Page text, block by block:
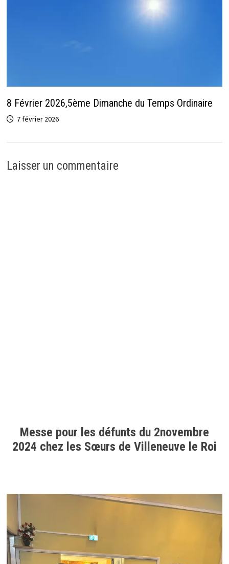
8 Février 2026,5ème Dimanche du Temps Ordinaire
7 février 2026
Laisser un commentaire
Messe pour les défunts du 2novembre
2024 chez les Sœurs de Villeneuve le Roi